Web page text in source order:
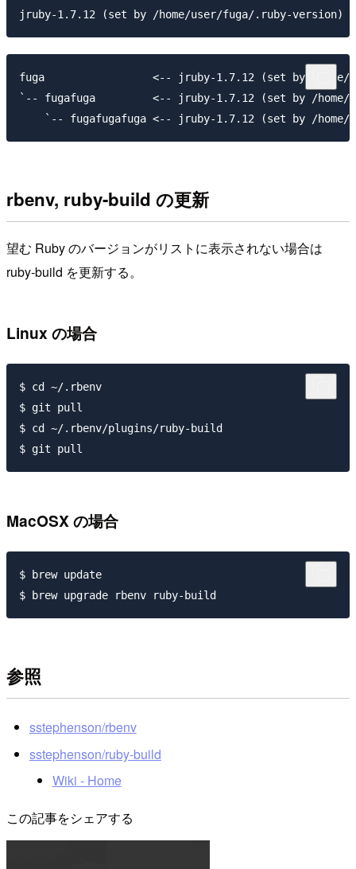
fuga                 <-- jruby-1.7.12 (set by /home/
`-- fugafuga         <-- jruby-1.7.12 (set by /home/
rbenv, ruby-build の更新
望む Ruby のバージョンがリストに表示されない場合は
ruby-build を更新する。
Linux の場合
$ cd ~/.rbenv
$ git pull
$ cd ~/.rbenv/plugins/ruby-build
MacOSX の場合
$ brew update
参照
sstephenson/rbenv
sstephenson/ruby-build
Wiki - Home
この記事をシェアする